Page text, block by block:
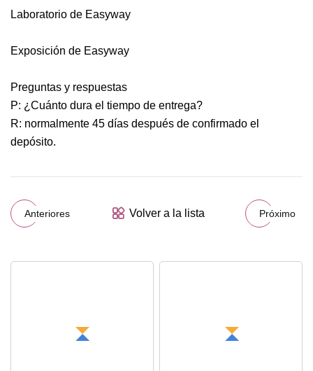
Laboratorio de Easyway
Exposición de Easyway
Preguntas y respuestas
P: ¿Cuánto dura el tiempo de entrega?
R: normalmente 45 días después de confirmado el
depósito.
Anteriores Volver a la lista Próximo